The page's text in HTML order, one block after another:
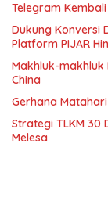
Telegram
Dukung Konversi
Platform PIJAR
Makhluk-makhluk
China
Gerhana
Strategi TLKM 30
Melesa